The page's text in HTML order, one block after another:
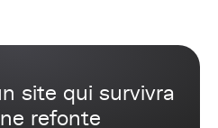
site qui survivra
refonte